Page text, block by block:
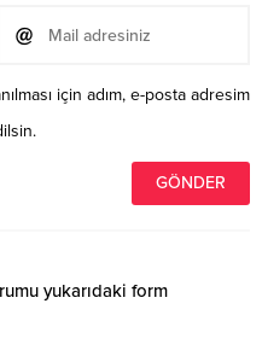
için adım, e-posta adresim
yukarıdaki form